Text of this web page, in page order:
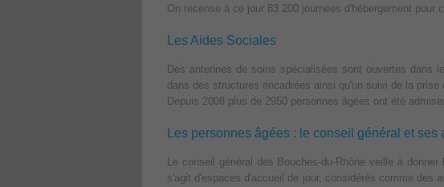
On recense à ce jour 83 200 journées d'hébergement pour
Les Aides Sociales
Des antennes de soins spécialisées sont ouvertes dans
dans des structures encadrées ainsi qu'un suivi de la prise
Depuis 2008 plus de 2950 personnes âgées ont été
Les personnes âgées : le conseil général et ses
Le conseil général des Bouches-du-Rhône veille à
s'agit d'espaces d'accueil de jour, considérés comme des